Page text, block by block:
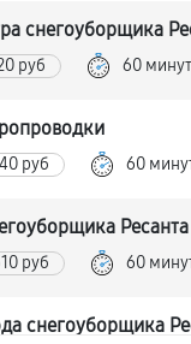
снегоуборщика
руб 60 минут
руб 60
руб 60
снегоуборщика